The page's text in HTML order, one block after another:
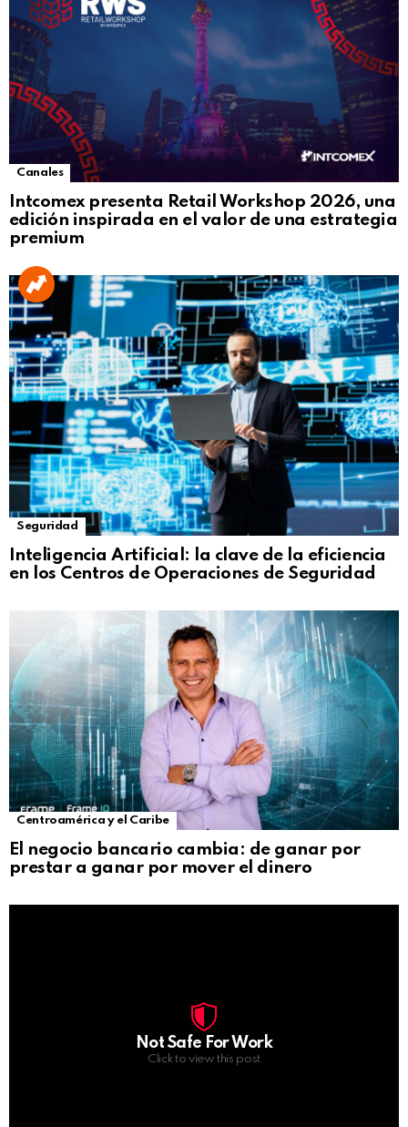
Canales
Intcomex presenta Retail Workshop 2026, una
edición inspirada en el valor de una estrategia
premium
Seguridad
Inteligencia Artificial: la clave de la eficiencia
en los Centros de Operaciones de Seguridad
Centroamérica y el Caribe
El negocio bancario cambia: de ganar por
prestar a ganar por mover el dinero
Not Safe For Work
Click to view this post